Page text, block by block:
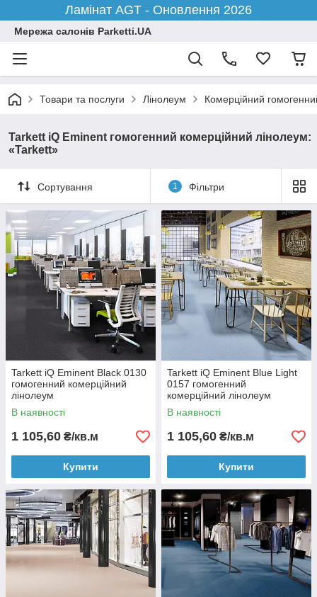
Ламінат AGT - Оновлення 2026
Мережа салонів Parketti.UA
Товари та послуги Лінолеум Комерційний
Tarkett iQ Eminent гомогенний комерційний лінолеум:
«Tarkett»
Сортування 1 Фільтри
Tarkett iQ Eminent Black 0130
гомогенний комерційний
лінолеум
В наявності
1 105,60 ₴/кв.м
Купити
Tarkett iQ Eminent Blue Light
0157 гомогенний
комерційний лінолеум
В наявності
1 105,60 ₴/кв.м
Купити